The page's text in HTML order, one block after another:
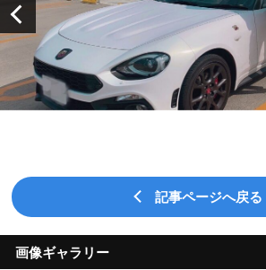
記事ページへ戻る
画像ギャラリー